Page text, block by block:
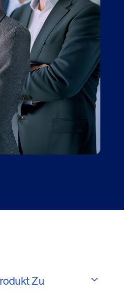
Zu